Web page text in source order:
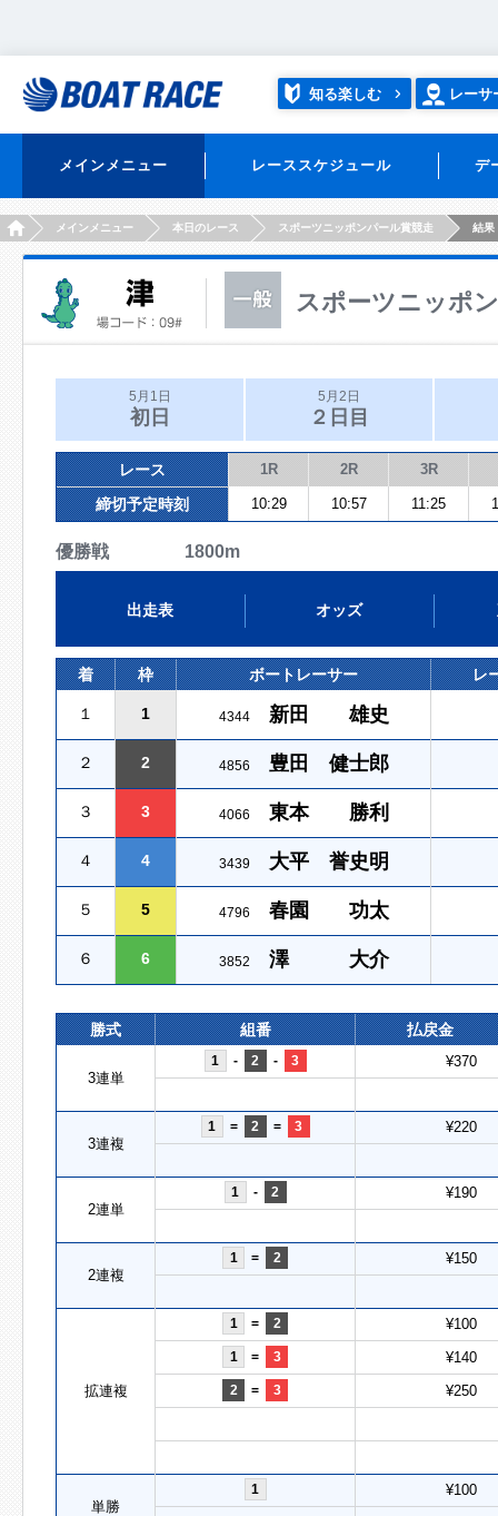
知る楽しむ レーサ
メインメニュー レーススケジュール デ
HOMEメインメニュー 本日のレース スポーツニッポンパール賞競走 結果
スポーツニッポ
5月1日
初日
5月2日
２日目
レース 1R 2R 3R
締切予定時刻 10:29 10:57 11:25
優勝戦 1800m
出走表 オッズ
着 枠 ボートレーサー レ
１ 1 4344 新田 雄史
２ 2 4856 豊田 健士郎
３ 3 4066 東本 勝利
４ 4 3439 大平 誉史明
５ 5 4796 春園 功太
６ 6 3852 澤 大介
勝式 組番 払戻金
3連単
1 - 2 - 3 ¥370
3連複
1 = 2 = 3 ¥220
2連単
1 - 2 ¥190
2連複
1 = 2 ¥150
拡連複
1 = 2 ¥100
1 = 3 ¥140
2 = 3 ¥250
単勝
1 ¥100